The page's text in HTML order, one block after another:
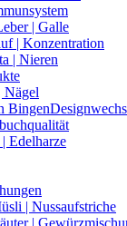
| Galle
| Konzentration
| Nieren
Nägel
Bingen
Edelharze
| Nussaufstriche
|